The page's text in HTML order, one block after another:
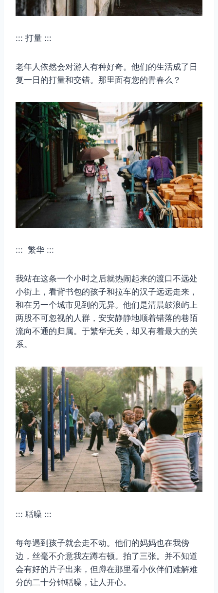
::: 打量 :::
老年人依然会对游人有种好奇。他们的生活成了日
复一日的打量和交错。那里面有您的青春么？
::: 繁华 :::
我站在这条一个小时之后就热闹起来的渡口不远处
小街上，看背书包的孩子和拉车的汉子远远走来，
和在另一个城市见到的无异。他们是清晨鼓浪屿上
两股不可忽视的人群，安安静静地顺着错落的巷陌
流向不通的归属。于繁华无关，却又有着最大的关
系。
::: 聒噪 :::
每每遇到孩子就会走不动。他们的妈妈也在我傍
边，丝毫不介意我左蹲右顿。拍了三张。并不知道
会有好的片子出来，但蹲在那里看小伙伴们难解难
分的二十分钟聒噪，让人开心。
取消 搜索